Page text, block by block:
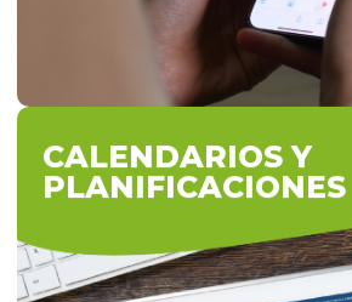
CALENDARIOS Y
PLANIFICACIONES
MyLogic permite
calendarios por
colaboradores y asignarles
en forma rápida y gráfica.